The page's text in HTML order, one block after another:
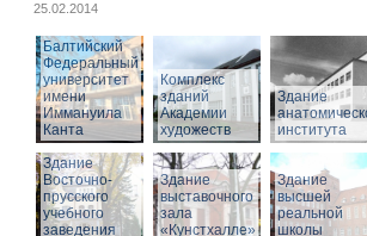
25.02.2014
Балтийский
Федеральный
университет
имени
Иммануила
Канта
Комплекс
зданий
Академии
художеств
Здание
института
Здание
Восточно-
прусского
учебного
заведения
Здание
выставочного
зала
«Кунстхалле»
Здание
высшей
реальной
школы